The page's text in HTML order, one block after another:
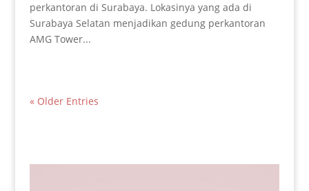
perkantoran di Surabaya. Lokasinya yang ada di
Surabaya Selatan menjadikan gedung perkantoran
AMG Tower...
« Older Entries